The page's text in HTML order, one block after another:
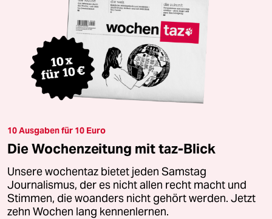
10 Ausgaben für 10 Euro
Die Wochenzeitung mit taz-Blick
Unsere wochentaz bietet jeden Samstag
Journalismus, der es nicht allen recht macht und
Stimmen, die woanders nicht gehört werden. Jetzt
zehn Wochen lang kennenlernen.